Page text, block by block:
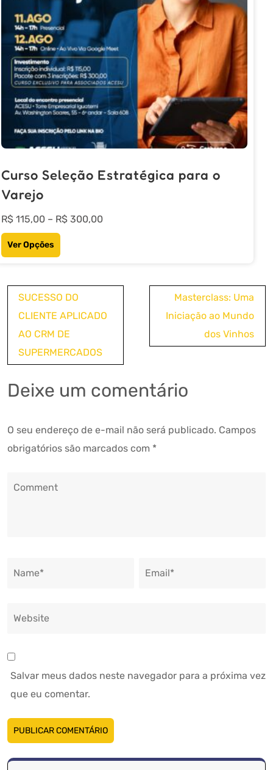
Curso Seleção Estratégica para o
Varejo
R$ 115,00 – R$ 300,00Price
R$ 300,00
Ver Opções
várias
variantes.
As
opções
ser
página
Navegação
de
Post
SUCESSO DO
CLIENTE APLICADO
AO CRM DE
SUPERMERCADOS
Masterclass: Uma
Iniciação ao Mundo
dos Vinhos
Deixe um comentário
O seu endereço de e-mail não será publicado. Campos
obrigatórios são marcados com *
Salvar meus dados neste navegador para a próxima vez
que eu comentar.